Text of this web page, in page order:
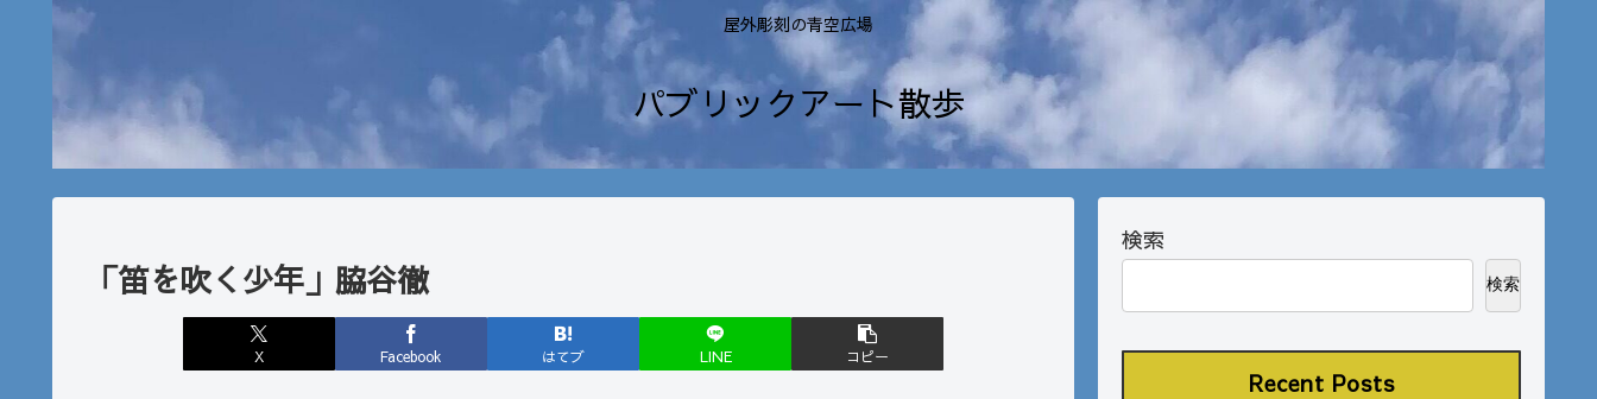
屋外彫刻の青空広場
パブリックアート散歩
「笛を吹く少年」脇谷徹
X Facebook はてブ LINE コピー
検索
検索
Recent Posts